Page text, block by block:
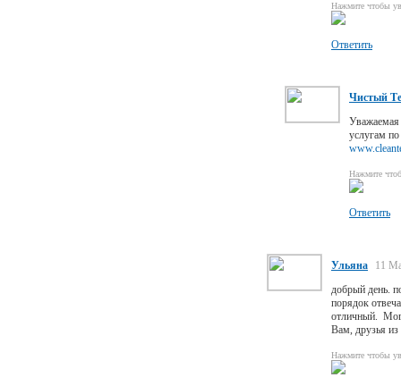
Нажмите чтобы
Ответить
Чистый
Уважаемая
услугам
Нажмите
Ответить
Ульяна
11
добрый день.
порядок
отличный.
Вам, друзья из
Нажмите чтобы